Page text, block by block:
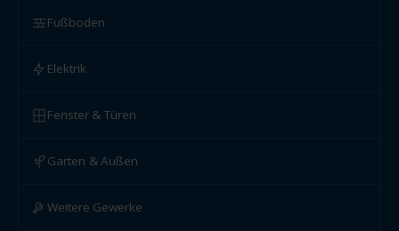
Fußboden
Elektrik
Fenster & Türen
Garten & Außen
Weitere Gewerke